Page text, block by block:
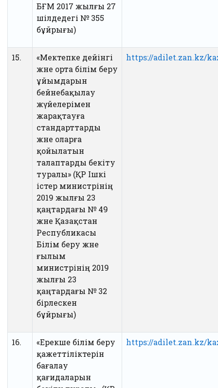
БҒМ 2017 жылғы 27
шілдедегі № 355
бұйрығы)
15.
«Мектепке дейінгі
және орта білім беру
ұйымдарын
бейнебақылау
жүйелерімен
жарақтауға
стандарттарды
және оларға
қойылатын
талаптарды бекіту
туралы» (ҚР Ішкі
істер министрінің
2019 жылғы 23
қаңтардағы № 49
және Қазақстан
Республикасы
Білім беру және
ғылым
министрінің 2019
жылғы 23
қаңтардағы № 32
бірлескен
бұйрығы)
https://adilet.zan.kz/
16.
«Ерекше білім беру
қажеттіліктерін
бағалау
қағидаларын
https://adilet.zan.kz/